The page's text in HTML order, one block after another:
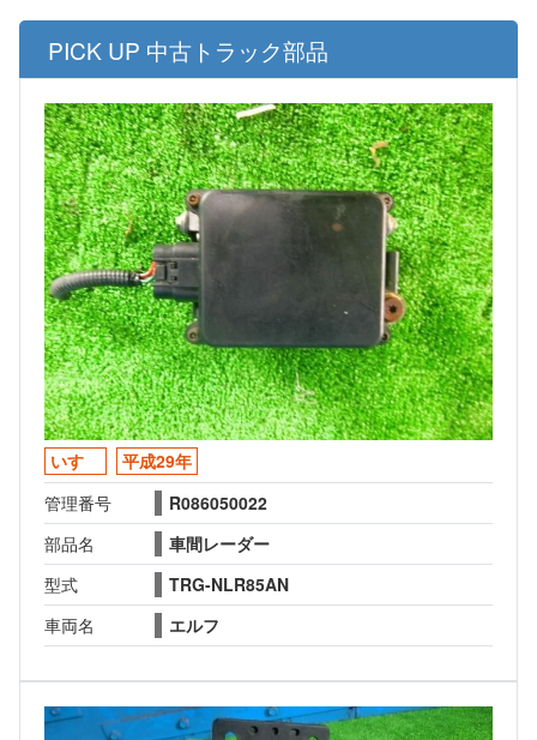
PICK UP 中古トラック部品
いすゞ
平成29年
管理番号
R086050022
部品名
車間レーダー
型式
TRG-NLR85AN
車両名
エルフ